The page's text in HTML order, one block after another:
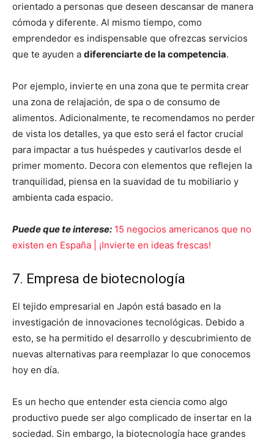
orientado a personas que deseen descansar de manera
cómoda y diferente. Al mismo tiempo, como
emprendedor es indispensable que ofrezcas servicios
que te ayuden a diferenciarte de la competencia.
Por ejemplo, invierte en una zona que te permita crear
una zona de relajación, de spa o de consumo de
alimentos. Adicionalmente, te recomendamos no perder
de vista los detalles, ya que esto será el factor crucial
para impactar a tus huéspedes y cautivarlos desde el
primer momento. Decora con elementos que reflejen la
tranquilidad, piensa en la suavidad de tu mobiliario y
ambienta cada espacio.
Puede que te interese: 15 negocios americanos que no
existen en España | ¡Invierte en ideas frescas!
7. Empresa de biotecnología
El tejido empresarial en Japón está basado en la
investigación de innovaciones tecnológicas. Debido a
esto, se ha permitido el desarrollo y descubrimiento de
nuevas alternativas para reemplazar lo que conocemos
hoy en día.
Es un hecho que entender esta ciencia como algo
productivo puede ser algo complicado de insertar en la
sociedad. Sin embargo, la biotecnología hace grandes